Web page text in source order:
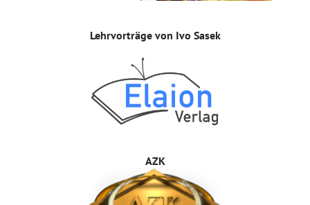
Lehrvorträge von Ivo Sasek
AZK